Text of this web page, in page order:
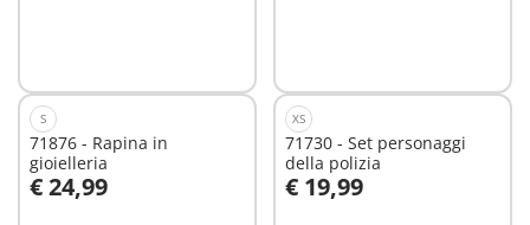
S
71876 - Rapina in
gioielleria
€ 24,99
Aggiungi al carrello
XS
71730 - Set personaggi
della polizia
€ 19,99
Aggiungi al carrello